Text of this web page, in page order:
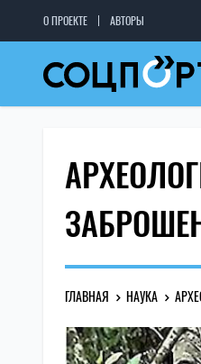
О ПРОЕКТЕ АВТОРЫ
ГЛАВНАЯ НАУКА